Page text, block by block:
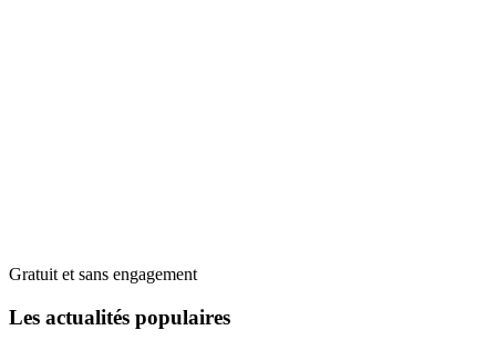
Gratuit et sans engagement
Les actualités populaires